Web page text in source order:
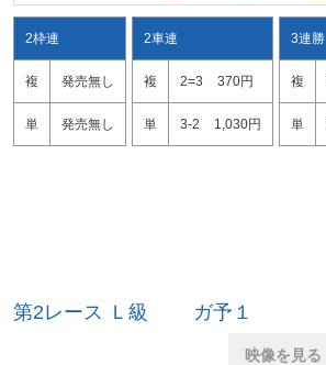
2枠連
複 発売無し
単 発売無し
2車連
複 2=3 370円
単 3-2 1,030円
3連勝
複
単
第2レース Ｌ級 ガ予１
映像を見る